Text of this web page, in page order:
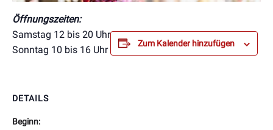
Öffnungszeiten:
Samstag 12 bis 20 Uhr
Sonntag 10 bis 16 Uhr
Zum Kalender hinzufügen
DETAILS
Beginn: